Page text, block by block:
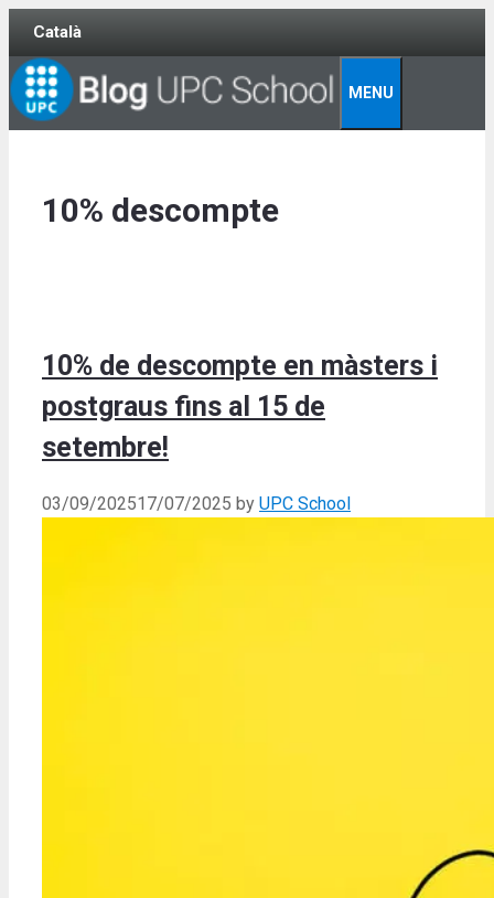
Skip
content
Català
MENU
10% descompte
10% de descompte en màsters i
postgraus fins al 15 de
setembre!
03/09/202517/07/2025 by UPC School